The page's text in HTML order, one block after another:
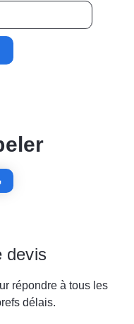
devis
répondre à tous les
délais.